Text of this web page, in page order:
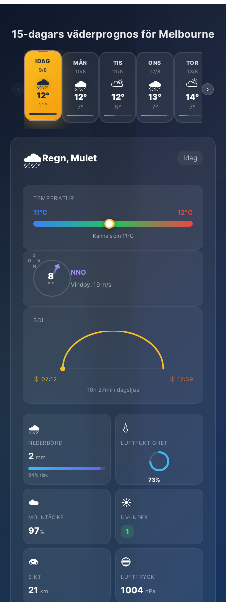
15-dagars väderprognos för Melbourne
‹
IDAG
9/8
🌧️
12°
11°
MÅN
10/8
🌧️
12°
7°
TIS
11/8
⛅
12°
8°
ONS
12/8
🌧️
13°
7°
TOR
13/8
⛅
14°
7°
›
🌧️Regn, Mulet Idag
TEMPERATUR
11°C 12°C
Känns som 11°C
N
S
O
V
8
m/s
NNO
Vindby: 19 m/s
SOL
☼ 07:12 ☼ 17:39
10h 27min dagsljus
🌧️
NEDERBÖRD
2 mm
94% risk
💧
LUFTFUKTIGHET
73%
☁️
MOLNTÄCKE
97%
☀️
UV-INDEX
1
👁️
SIKT
21 km
🔵
LUFTTRYCK
1004 hPa